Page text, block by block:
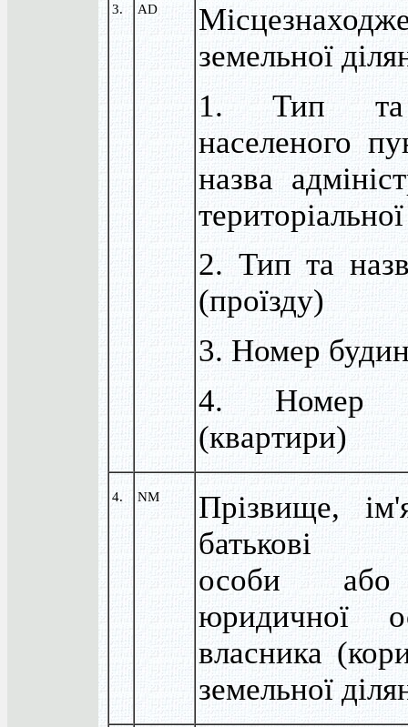
3. AD
земельної
1. Тип та
населеного
назва
2. Тип та
(проїзду)
3. Номер
4. Номер
(квартири)
4. NM
Прізвище,
батькові
особи або
юридичної
власника
земельної